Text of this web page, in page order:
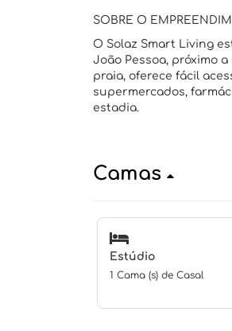
SOBRE O
O Solaz Smart Living
João Pessoa, próximo
praia, oferece fácil
supermercados,
estadia.
Camas
Estúdio
1 Cama (s) de Casal